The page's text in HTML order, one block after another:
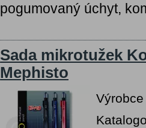
pogumovaný úchyt,
Sada mikrotužek
Mephisto